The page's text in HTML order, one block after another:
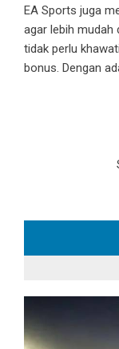
EA Sports juga
agar lebih mudah
tidak perlu
bonus. Dengan